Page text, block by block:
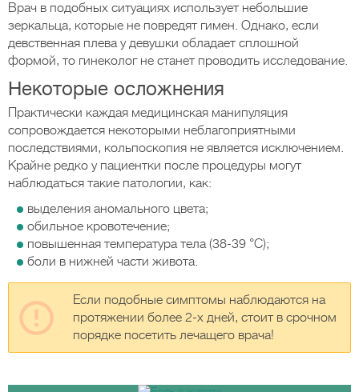
Врач в подобных ситуациях использует небольшие
зеркальца, которые не повредят гимен. Однако, если
девственная плева у девушки обладает сплошной
формой, то гинеколог не станет проводить исследование.
Некоторые осложнения
Практически каждая медицинская манипуляция
сопровождается некоторыми неблагоприятными
последствиями, кольпоскопия не является исключением.
Крайне редко у пациентки после процедуры могут
наблюдаться такие патологии, как:
выделения аномального цвета;
обильное кровотечение;
повышенная температура тела (38-39 °C);
боли в нижней части живота.
Если подобные симптомы наблюдаются на
протяжении более 2-х дней, стоит в срочном
порядке посетить лечащего врача!